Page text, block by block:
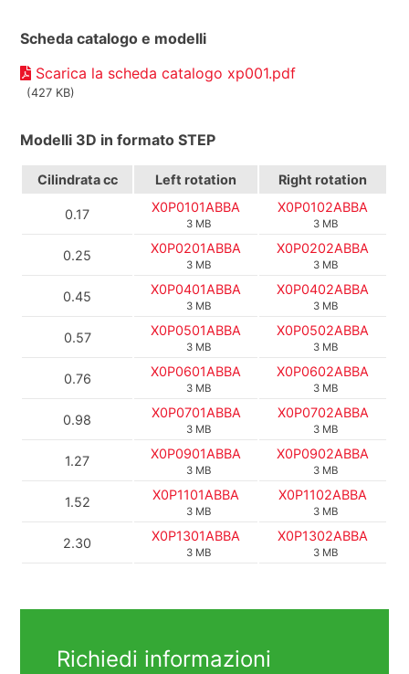
Scheda catalogo e modelli
Scarica la scheda catalogo xp001.pdf
(427 KB)
Modelli 3D in formato STEP
Cilindratacc Left rotation Right rotation
0.17 X0P0101ABBA
3 MB
X0P0102ABBA
3 MB
0.25 X0P0201ABBA
3 MB
X0P0202ABBA
3 MB
0.45 X0P0401ABBA
3 MB
X0P0402ABBA
3 MB
0.57 X0P0501ABBA
3 MB
X0P0502ABBA
3 MB
0.76 X0P0601ABBA
3 MB
X0P0602ABBA
3 MB
0.98 X0P0701ABBA
3 MB
X0P0702ABBA
3 MB
1.27 X0P0901ABBA
3 MB
X0P0902ABBA
3 MB
1.52 X0P1101ABBA
3 MB
X0P1102ABBA
3 MB
2.30 X0P1301ABBA
3 MB
X0P1302ABBA
3 MB
Richiedi informazioni